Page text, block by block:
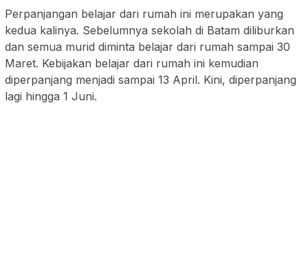
Perpanjangan belajar dari rumah ini merupakan yang
kedua kalinya. Sebelumnya sekolah di Batam diliburkan
dan semua murid diminta belajar dari rumah sampai 30
Maret. Kebijakan belajar dari rumah ini kemudian
diperpanjang menjadi sampai 13 April. Kini, diperpanjang
lagi hingga 1 Juni.